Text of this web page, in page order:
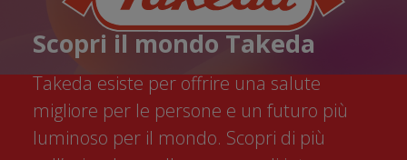
Scopri il mondo Takeda
Takeda esiste per offrire una salute
migliore per le persone e un futuro più
luminoso per il mondo. Scopri di più